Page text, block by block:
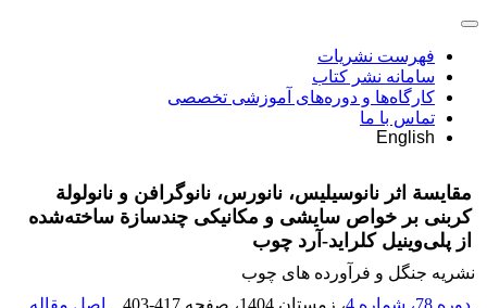
فهرست نشریات
سامانه نشر کتاب
کارگاه‌ها و دوره‌های آموزشی تخصصی
تماس با ما
English
مقایسة اثر نانوسیلیس، نانورس، نانوگرافن و نانولولة
کربنی بر خواص سایشی و مکانیکی چندسازة ساخته‌شده
از پلی‌وینیل کلراید-آرد چوب
نشریه جنگل و فرآورده های چوب
دوره 78، شماره 4
، زمستان 1404 ، صفحه 403-417
اصل مقاله